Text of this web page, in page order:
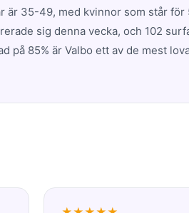
är 35-49, med kvinnor som står
sig denna vecka, och 102
på 85% är Valbo ett av de mest